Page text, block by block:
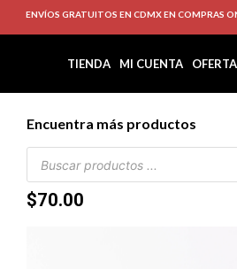
ENVÍOS GRATUITOS EN CDMX EN COMPRAS
TIENDA MI CUENTA
Encuentra más productos
$70.00